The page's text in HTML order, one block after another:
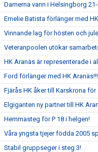
Damerna vann i Helsingborg
Emelie Batista förlänger med
Vinnande lag för hösten och
Veteranpoolen utökar
HK Aranäs är representerade i
Ford förlänger med HK Aranäs!!!
Fjärås HK åker till Karskrona
Elgiganten ny partner till HK
Hemmasteg för P 18 i helgen!
Våra yngsta tjejer födda 2005
Stabil gruppseger i steg 3!